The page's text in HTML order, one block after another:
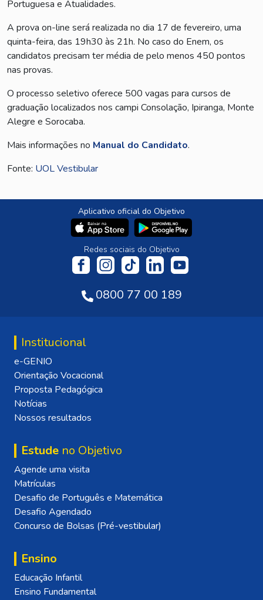
Portuguesa e Atualidades.
A prova on-line será realizada no dia 17 de fevereiro, uma
quinta-feira, das 19h30 às 21h. No caso do Enem, os
candidatos precisam ter média de pelo menos 450 pontos
nas provas.
O processo seletivo oferece 500 vagas para cursos de
graduação localizados nos campi Consolação, Ipiranga, Monte
Alegre e Sorocaba.
Mais informações no Manual do Candidato.
Fonte: UOL Vestibular
Aplicativo oficial do Objetivo
Redes sociais do Objetivo
0800 77 00 189
Institucional
e-GENIO
Orientação Vocacional
Proposta Pedagógica
Notícias
Nossos resultados
Estude no Objetivo
Agende uma visita
Matrículas
Desafio de Português e Matemática
Desafio Agendado
Concurso de Bolsas (Pré-vestibular)
Ensino
Educação Infantil
Ensino Fundamental